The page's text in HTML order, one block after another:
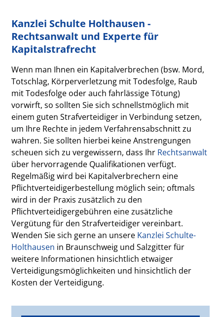
Kanzlei Schulte Holthausen -
Rechtsanwalt und Experte für
Kapitalstrafrecht
Wenn man Ihnen ein Kapitalverbrechen (bsw. Mord,
Totschlag, Körperverletzung mit Todesfolge, Raub
mit Todesfolge oder auch fahrlässige Tötung)
vorwirft, so sollten Sie sich schnellstmöglich mit
einem guten Strafverteidiger in Verbindung setzen,
um Ihre Rechte in jedem Verfahrensabschnitt zu
wahren. Sie sollten hierbei keine Anstrengungen
scheuen sich zu vergewissern, dass Ihr Rechtsanwalt
über hervorragende Qualifikationen verfügt.
Regelmäßig wird bei Kapitalverbrechern eine
Pflichtverteidigerbestellung möglich sein; oftmals
wird in der Praxis zusätzlich zu den
Pflichtverteidigergebühren eine zusätzliche
Vergütung für den Strafverteidiger vereinbart.
Wenden Sie sich gerne an unsere Kanzlei Schulte-
Holthausen in Braunschweig und Salzgitter für
weitere Informationen hinsichtlich etwaiger
Verteidigungsmöglichkeiten und hinsichtlich der
Kosten der Verteidigung.